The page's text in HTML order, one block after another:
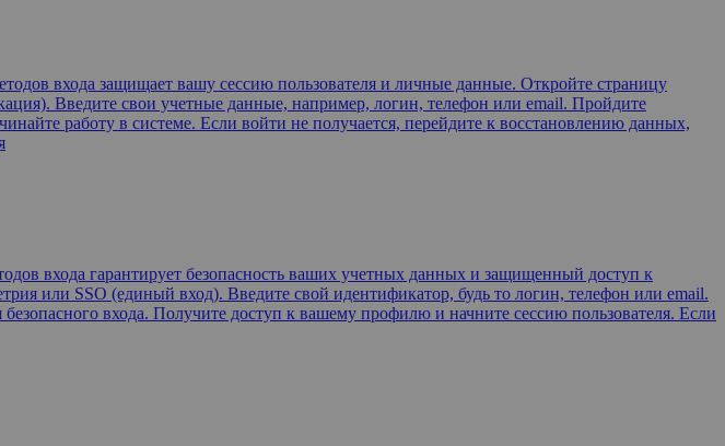
входа защищает вашу сессию пользователя и личные данные. Откройте страницу
Введите свои учетные данные, например, логин, телефон или email. Пройдите
работу в системе. Если войти не получается, перейдите к восстановлению данных,
входа гарантирует безопасность ваших учетных данных и защищенный доступ к
или SSO (единый вход). Введите свой идентификатор, будь то логин, телефон или email.
входа. Получите доступ к вашему профилю и начните сессию пользователя. Если